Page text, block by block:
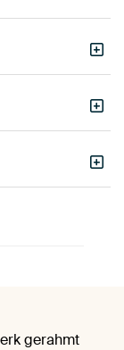
gerahmt